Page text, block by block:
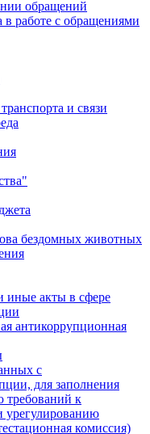
обращений
в работе с обращениями
и связи
бездомных животных
иные акты в сфере
антикоррупционная
с
для заполнения
требований к
урегулированию
комиссия)